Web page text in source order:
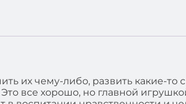
их чему-либо, развить какие-
все хорошо, но главной